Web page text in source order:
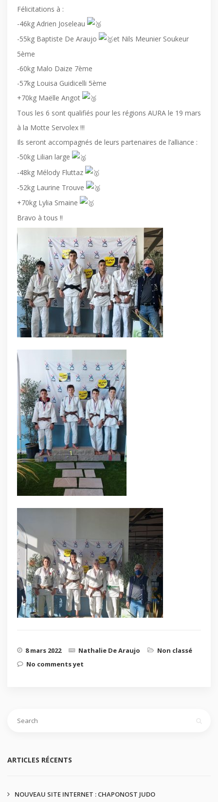
Félicitations à :
-46kg Adrien Joseleau
-55kg Baptiste De Araujo
et Nils Meunier Soukeur
5ème
-60kg Malo Daize 7ème
-57kg Louisa Guidicelli 5ème
+70kg Maëlle Angot
Tous les 6 sont qualifiés pour les régions AURA le 19 mars
à la Motte Servolex !!!
Ils seront accompagnés de leurs partenaires de l’alliance :
-50kg Lilian large
-48kg Mélody Fluttaz
-52kg Laurine Trouve
+70kg Lylia Smaine
Bravo à tous !!
8 mars 2022 Nathalie De Araujo
Non classé
No comments yet
ARTICLES RÉCENTS
NOUVEAU SITE INTERNET : CHAPONOST JUDO